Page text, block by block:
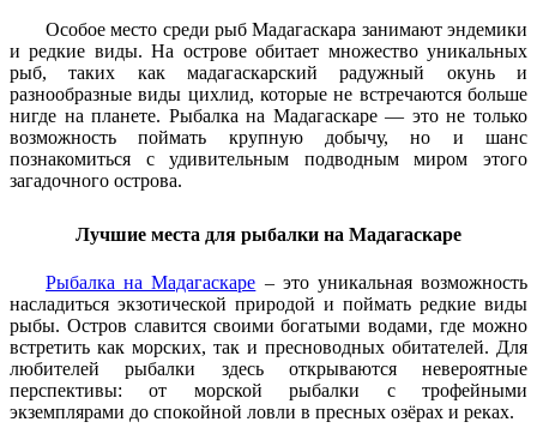
Особое место среди рыб Мадагаскара занимают эндемики
и редкие виды. На острове обитает множество уникальных
рыб, таких как мадагаскарский радужный окунь и
разнообразные виды цихлид, которые не встречаются больше
нигде на планете. Рыбалка на Мадагаскаре — это не только
возможность поймать крупную добычу, но и шанс
познакомиться с удивительным подводным миром этого
загадочного острова.
Лучшие места для рыбалки на Мадагаскаре
Рыбалка на Мадагаскаре – это уникальная возможность
насладиться экзотической природой и поймать редкие виды
рыбы. Остров славится своими богатыми водами, где можно
встретить как морских, так и пресноводных обитателей. Для
любителей рыбалки здесь открываются невероятные
перспективы: от морской рыбалки с трофейными
экземплярами до спокойной ловли в пресных озёрах и реках.